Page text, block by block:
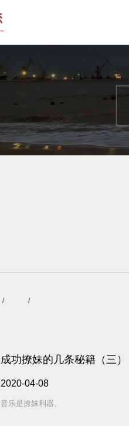
成功撩妹的几条秘籍（三）
2020-04-08
音乐是撩妹利器。